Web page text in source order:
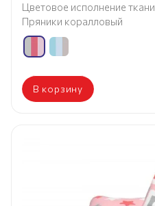
Цветовое исполнение ткани
Пряники коралловый
В корзину